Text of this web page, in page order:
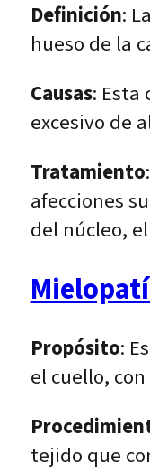
Definición:
hueso de la
Causas: Esta
excesivo de
Tratamiento
afecciones
del núcleo,
Propósito:
el cuello,
tejido que